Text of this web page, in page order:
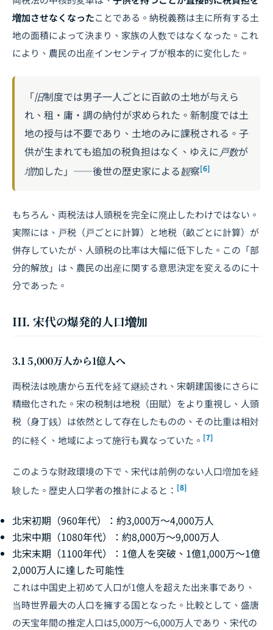
増加させなくなったことである。納税義務は主に所有する土
地の面積によって決まり、家族の人数ではなくなった。これ
により、農民の出産インセンティブが根本的に変化した。
「旧制度では男子一人ごとに百畝の土地が与えら
れ、租・庸・調の納付が求められた。新制度では土
地の授与は不要であり、土地のみに課税される。子
供が生まれても追加の税負担はなく、ゆえに戸数が
増加した」――後世の歴史家による観察[6]
もちろん、両税法は人頭税を完全に廃止したわけではない。
実際には、戸税（戸ごとに計算）と地税（畝ごとに計算）が
併存していたが、人頭税の比率は大幅に低下した。この「部
分的解放」は、農民の出産に関する意思決定を変えるのに十
分であった。
III. 宋代の爆発的人口増加
3.1 5,000万人から1億人へ
両税法は晩唐から五代を経て継続され、宋朝建国後にさらに
精緻化された。宋の税制は地税（田賦）をより重視し、人頭
税（身丁銭）は依然として存在したものの、その比重は相対
的に軽く、地域によって施行も異なっていた。 [7]
このような財政環境の下で、宋代は前例のない人口増加を経
験した。歴史人口学者の推計によると： [8]
北宋初期（960年代）：約3,000万～4,000万人
北宋中期（1080年代）：約8,000万～9,000万人
北宋末期（1100年代）：1億人を突破、1億1,000万～1億
2,000万人に達した可能性
これは中国史上初めて人口が1億人を超えた出来事であり、
当時世界最大の人口を擁する国となった。比較として、盛唐
の天宝年間の推定人口は5,000万～6,000万人であり、宋代の